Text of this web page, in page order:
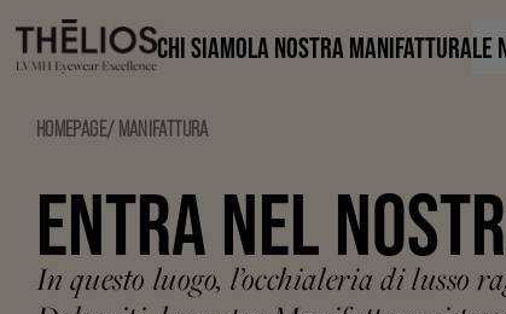
CHI SIAMOLA NOSTRA MANIFATTURALE
HOMEPAGE/MANIFATTURA
ENTRA NEL
In questo luogo, l’occhialeria di lusso